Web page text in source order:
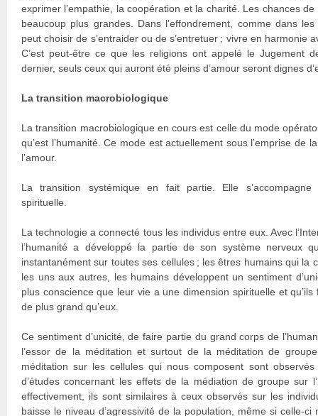
exprimer l’empathie, la coopération et la charité. Les chances
beaucoup plus grandes. Dans l’effondrement, comme dans
peut choisir de s’entraider ou de s’entretuer ; vivre en harmonie
C’est peut-être ce que les religions ont appelé le Jugement
dernier, seuls ceux qui auront été pleins d’amour seront dignes
La transition macrobiologique
La transition macrobiologique en cours est celle du mode
qu’est l’humanité. Ce mode est actuellement sous l’emprise de
l’amour.
La transition systémique en fait partie. Elle s’accompagne
spirituelle.
La technologie a connecté tous les individus entre eux. Avec
l’humanité a développé la partie de son système nerveux
instantanément sur toutes ses cellules ; les êtres humains qui la
les uns aux autres, les humains développent un sentiment
plus conscience que leur vie a une dimension spirituelle et
de plus grand qu’eux.
Ce sentiment d’unicité, de faire partie du grand corps de
l’essor de la méditation et surtout de la méditation de
méditation sur les cellules qui nous composent sont
d’études concernant les effets de la médiation de groupe sur
effectivement, ils sont similaires à ceux observés sur les
baisse le niveau d’agressivité de la population, même si celle-